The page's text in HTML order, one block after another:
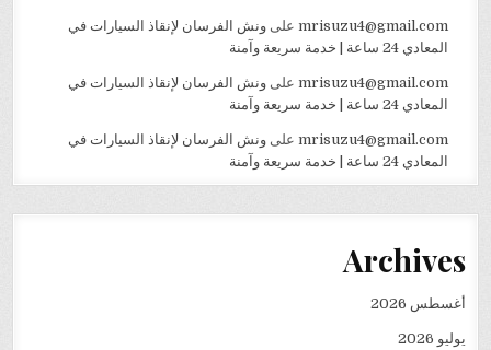
mrisuzu4@gmail.comعلى ونش الفرسان لإنقاذ السيارات في
المعادي 24 ساعة | خدمة سريعة وآمنة
mrisuzu4@gmail.comعلى ونش الفرسان لإنقاذ السيارات في
المعادي 24 ساعة | خدمة سريعة وآمنة
mrisuzu4@gmail.comعلى ونش الفرسان لإنقاذ السيارات في
المعادي 24 ساعة | خدمة سريعة وآمنة
Archives
أغسطس 2026
يوليو 2026